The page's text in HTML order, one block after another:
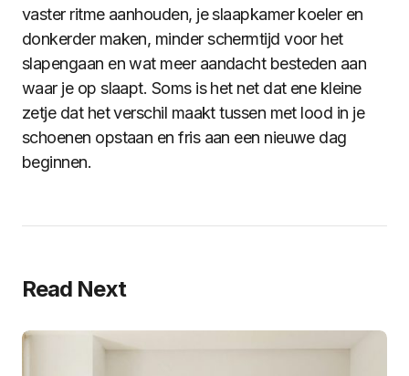
vaster ritme aanhouden, je slaapkamer koeler en
donkerder maken, minder schermtijd voor het
slapengaan en wat meer aandacht besteden aan
waar je op slaapt. Soms is het net dat ene kleine
zetje dat het verschil maakt tussen met lood in je
schoenen opstaan en fris aan een nieuwe dag
beginnen.
Read Next